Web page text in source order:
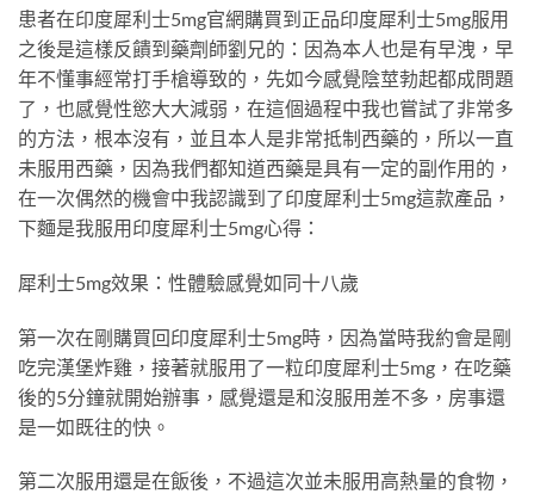
患者在印度犀利士5mg官網購買到正品印度犀利士5mg服用
之後是這樣反饋到藥劑師劉兄的：因為本人也是有早洩，早
年不懂事經常打手槍導致的，先如今感覺陰莖勃起都成問題
了，也感覺性慾大大減弱，在這個過程中我也嘗試了非常多
的方法，根本沒有，並且本人是非常抵制西藥的，所以一直
未服用西藥，因為我們都知道西藥是具有一定的副作用的，
在一次偶然的機會中我認識到了印度犀利士5mg這款產品，
下麵是我服用印度犀利士5mg心得：
犀利士5mg效果：性體驗感覺如同十八歲
第一次在剛購買回印度犀利士5mg時，因為當時我約會是剛
吃完漢堡炸雞，接著就服用了一粒印度犀利士5mg，在吃藥
後的5分鐘就開始辦事，感覺還是和沒服用差不多，房事還
是一如既往的快。
第二次服用還是在飯後，不過這次並未服用高熱量的食物，